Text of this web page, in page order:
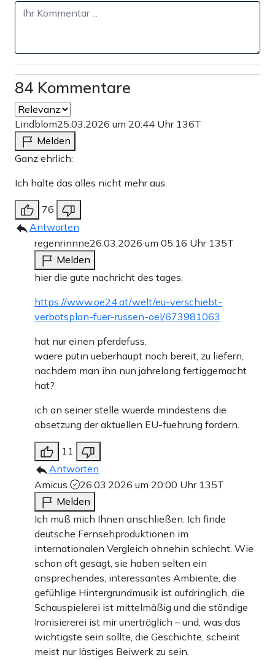
84 Kommentare
Lindblom25.03.2026 um 20:44 Uhr 136T
Melden
Ganz ehrlich:
Ich halte das alles nicht mehr aus.
76
Antworten
regenrinnne26.03.2026 um 05:16 Uhr 135T
Melden
hier die gute nachricht des tages.
https://www.oe24.at/welt/eu-verschiebt-
verbotsplan-fuer-russen-oel/673981063
hat nur einen pferdefuss.
waere putin ueberhaupt noch bereit, zu liefern,
nachdem man ihn nun jahrelang fertiggemacht
hat?
ich an seiner stelle wuerde mindestens die
absetzung der aktuellen EU-fuehrung fordern.
11
Antworten
Amicus
26.03.2026 um 20:00 Uhr 135T
Melden
Ich muß mich Ihnen anschließen. Ich finde
deutsche Fernsehproduktionen im
internationalen Vergleich ohnehin schlecht. Wie
schon oft gesagt, sie haben selten ein
ansprechendes, interessantes Ambiente, die
gefühlige Hintergrundmusik ist aufdringlich, die
Schauspielerei ist mittelmäßig und die ständige
Ironisiererei ist mir unerträglich – und, was das
wichtigste sein sollte, die Geschichte, scheint
meist nur lästiges Beiwerk zu sein.